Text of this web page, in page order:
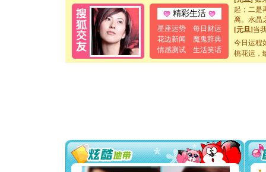
精彩生活
星座运势
每日财运
花边新闻
魔鬼辞典
情感测试
生活笑话
起；二是
离。水晶
[元旦] 当
卖了。水
[春节]风
[圣诞节]
能正大
天都要快
今日运程
桃花运，